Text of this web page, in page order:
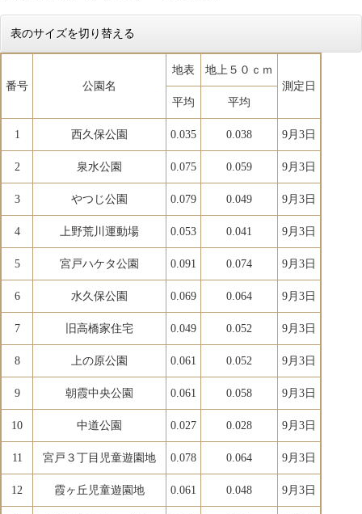
表のサイズを切り替える
番号 公園名
地表
地上５０ｃｍ
測定日
平均
平均
1 西久保公園 0.035 0.038 9月3日
2 泉水公園 0.075 0.059 9月3日
3 やつじ公園 0.079 0.049 9月3日
4 上野荒川運動場 0.053 0.041 9月3日
5 宮戸ハケタ公園 0.091 0.074 9月3日
6 水久保公園 0.069 0.064 9月3日
7 旧高橋家住宅 0.049 0.052 9月3日
8 上の原公園 0.061 0.052 9月3日
9 朝霞中央公園 0.061 0.058 9月3日
10 中道公園 0.027 0.028 9月3日
11 宮戸３丁目児童遊園地 0.078 0.064 9月3日
12 霞ヶ丘児童遊園地 0.061 0.048 9月3日